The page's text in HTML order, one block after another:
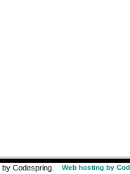
by Codespring. Web hosting by